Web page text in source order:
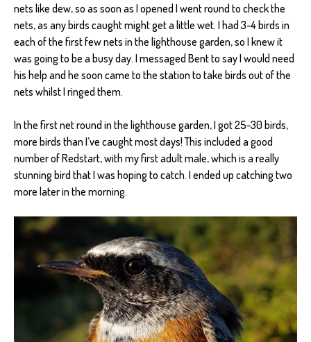
nets like dew, so as soon as I opened I went round to check the
nets, as any birds caught might get a little wet. I had 3-4 birds in
each of the first few nets in the lighthouse garden, so I knew it
was going to be a busy day. I messaged Bent to say I would need
his help and he soon came to the station to take birds out of the
nets whilst I ringed them.
In the first net round in the lighthouse garden, I got 25-30 birds,
more birds than I’ve caught most days! This included a good
number of Redstart, with my first adult male, which is a really
stunning bird that I was hoping to catch. I ended up catching two
more later in the morning.